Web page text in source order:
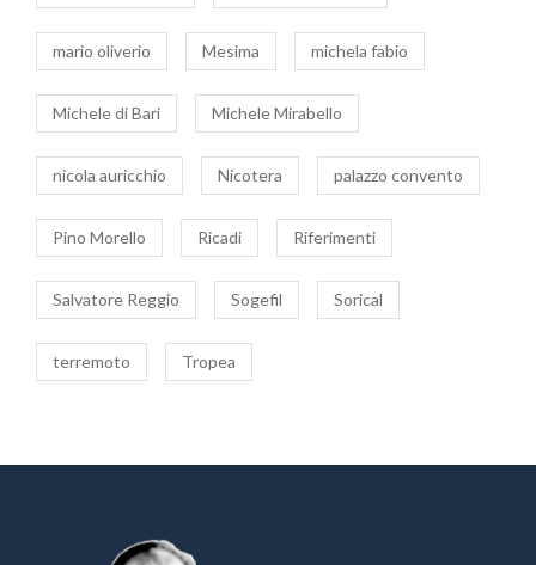
mario oliverio Mesima michela fabio
Michele di Bari Michele Mirabello
nicola auricchio Nicotera palazzo convento
Pino Morello Ricadi Riferimenti
Salvatore Reggio Sogefil Sorical
terremoto Tropea